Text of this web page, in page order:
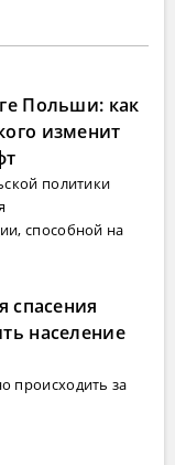
Польши: как
изменит
политики
способной на
спасения
население
происходить за